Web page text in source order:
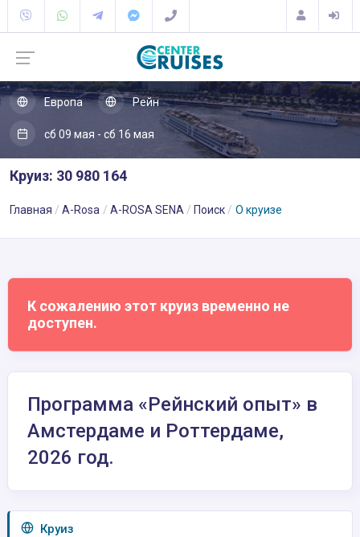
Европа Рейн
сб 09 мая - сб 16 мая
Круиз: 30 980 164
Главная A-Rosa A-ROSA SENA Поиск О круизе
К сожалению этот круиз временно не
доступен.
Программа «Рейнский опыт» в
Амстердаме и Роттердаме,
2026 год.
Круиз